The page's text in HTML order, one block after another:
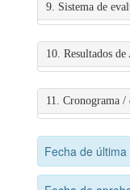
9. Sistema de
10. Resultados
11. Cronograma /
Fecha de